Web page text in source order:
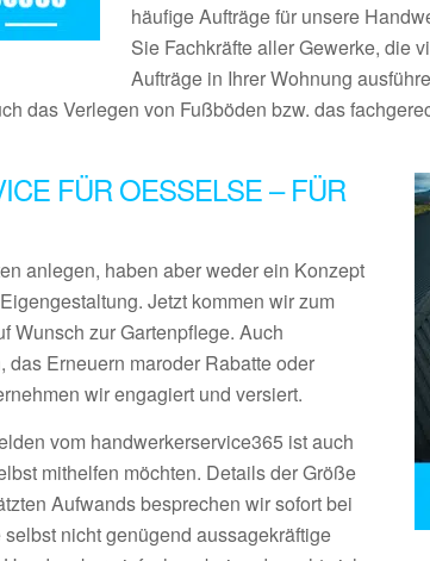
häufige Aufträge für unsere
Sie Fachkräfte aller Gewerke, die
Aufträge in Ihrer Wohnung
das Verlegen von Fußböden bzw. das
FÜR OESSELSE – FÜR
anlegen, haben aber weder ein Konzept
Jetzt kommen wir zum
Wunsch zur Gartenpflege. Auch
Erneuern maroder Rabatte oder
wir engagiert und versiert.
vom handwerkerservice365 ist auch
mithelfen möchten. Details der Größe
Aufwands besprechen wir sofort bei
nicht genügend aussagekräftige